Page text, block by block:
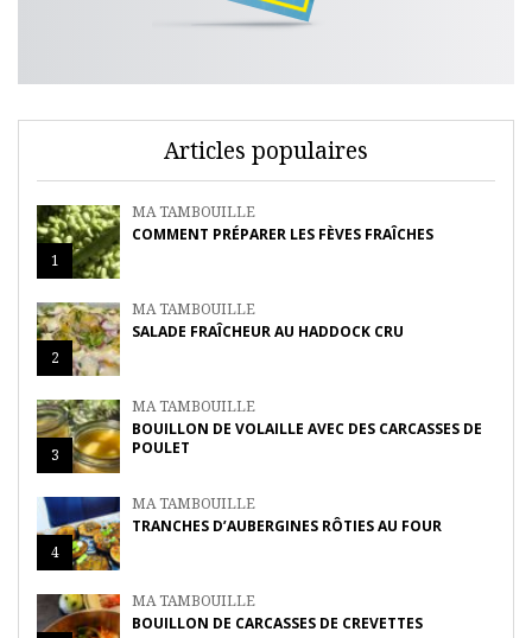
Articles populaires
1
MA TAMBOUILLE
COMMENT PRÉPARER LES FÈVES FRAÎCHES
2
MA TAMBOUILLE
SALADE FRAÎCHEUR AU HADDOCK CRU
3
MA TAMBOUILLE
BOUILLON DE VOLAILLE AVEC DES CARCASSES DE
POULET
4
MA TAMBOUILLE
TRANCHES D’AUBERGINES RÔTIES AU FOUR
MA TAMBOUILLE
BOUILLON DE CARCASSES DE CREVETTES